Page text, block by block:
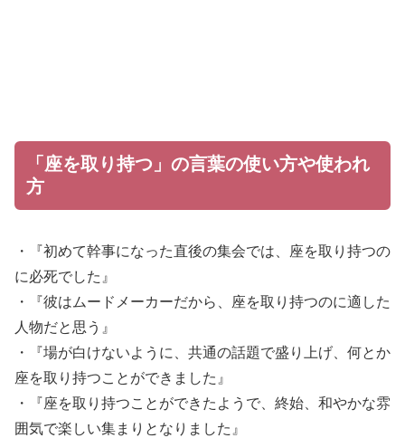
「座を取り持つ」の言葉の使い方や使われ
方
・『初めて幹事になった直後の集会では、座を取り持つの
に必死でした』
・『彼はムードメーカーだから、座を取り持つのに適した
人物だと思う』
・『場が白けないように、共通の話題で盛り上げ、何とか
座を取り持つことができました』
・『座を取り持つことができたようで、終始、和やかな雰
囲気で楽しい集まりとなりました』